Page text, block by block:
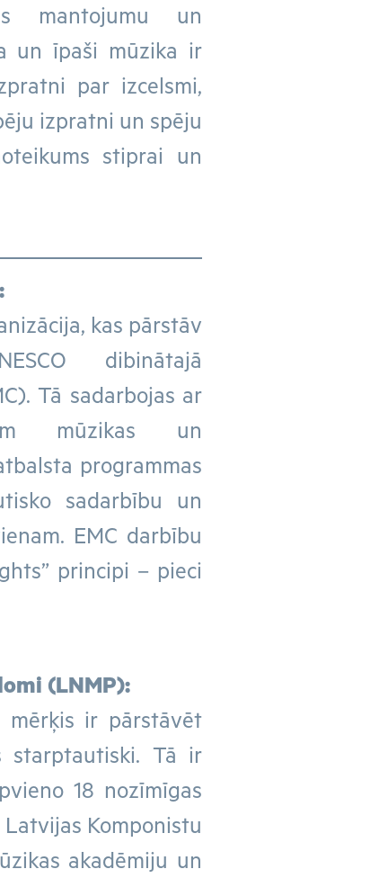
mantojumu un
un īpaši mūzika ir
par izcelsmi,
izpratni un spēju
stiprai un
kas pārstāv
dibinātajā
Tā sadarbojas ar
mūzikas un
programmas
sadarbību un
EMC darbību
principi – pieci
(LNMP):
mērķis ir pārstāvēt
starptautiski. Tā ir
18 nozīmīgas
Komponistu
akadēmiju un